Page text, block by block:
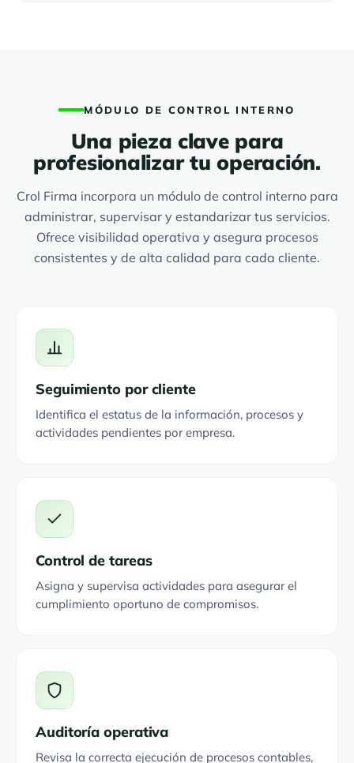
MÓDULO DE CONTROL INTERNO
Una pieza clave para
profesionalizar tu operación.
Crol Firma incorpora un módulo de control interno para
administrar, supervisar y estandarizar tus servicios.
Ofrece visibilidad operativa y asegura procesos
consistentes y de alta calidad para cada cliente.
Seguimiento por cliente
Identifica el estatus de la información, procesos y
actividades pendientes por empresa.
Control de tareas
Asigna y supervisa actividades para asegurar el
cumplimiento oportuno de compromisos.
Auditoría operativa
Revisa la correcta ejecución de procesos contables,